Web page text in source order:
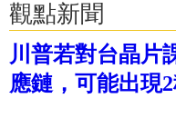
觀點新聞
川普若對台晶片
應鏈，可能出現